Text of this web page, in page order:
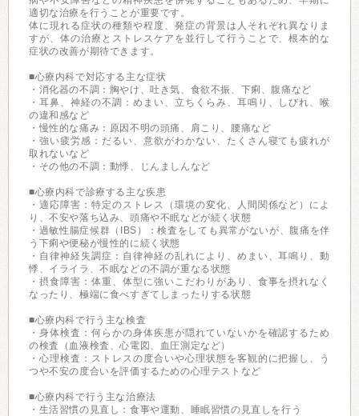
適切な治療を行うことが重要です。
体に現れる症状の種類や程度、発症の背景は人それぞれ異なりま
すが、体の治療とストレスケアを並行して行うことで、根本的な
症状の改善が期待できます。
■心療内科で対応する主な症状
・消化器の不調：胸やけ、吐き気、食欲不振、下痢、腹痛など
・耳鼻、神経の不調：めまい、立ちくらみ、耳鳴り、しびれ、喉
の違和感など
・慢性的な痛み：原因不明の頭痛、肩こり、腰痛など
・強い疲労感：だるい、意欲がわかない、たくさん寝ても疲れが
取れないなど
・その他の不調：動悸、じんましんなど
■心療内科で診療する主な疾患
・適応障害：特定のストレス（環境の変化、人間関係など）によ
り、不安や落ち込み、頭痛や不眠などが続く状態
・過敏性腸症候群（IBS）：検査をしても異常がないが、腹痛を伴
う下痢や便秘が慢性的に続く状態
・自律神経失調症：自律神経の乱れにより、めまい、耳鳴り、動
悸、イライラ、不眠などの不調が重なる状態
・摂食障害：体重、体型に強いこだわりがあり、食事を摂れなく
なったり、極端に食べすぎてしまったりする状態
■心療内科で行う主な検査
・身体検査：何らかの身体疾患が隠れていないかを確認するため
の検査（血液検査、心電図、血圧測定など）
・心理検査：ストレスの度合いや心理状態を客観的に把握し、う
つや不安の度合いを評価するための心理テストなど
■心療内科で行う主な治療法
・生活習慣の見直し：食事や運動、睡眠習慣の見直しを行う